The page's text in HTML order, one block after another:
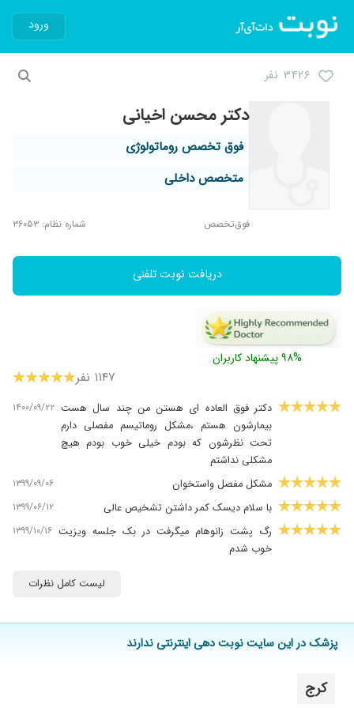
ورود
۳۴۲۶ نفر
دکتر محسن اخیانی
فوق تخصص روماتولوژی
متخصص داخلی
فوق‌تخصص شماره نظام: ۳۶۰۵۳
دریافت نوبت تلفنی
۹۸% پیشنهاد کاربران
۱۱۴۷ نفر
دکتر فوق العاده ای هستن من چند سال هست
بیمارشون هستم ،مشکل روماتیسم مفصلی دارم
تحت نظرشون که بودم خیلی خوب بودم هیچ
مشکلی نداشتم
۱۴۰۰/۰۹/۲۲
مشکل مفصل واستخوان ۱۳۹۹/۰۹/۰۶
با سلام دیسک کمر داشتن تشخیص عالی ۱۳۹۹/۰۶/۱۲
رگ پشت زانوهام میگرفت در بک جلسه ویزیت
خوب شدم
۱۳۹۹/۱۰/۱۶
روماتیسم عالی بود نتیجه ۱۴۰۰/۰۳/۲۵
عالی بودن
لیست کامل نظرات
پزشک در این سایت نوبت دهی اینترنتی ندارند
کرج